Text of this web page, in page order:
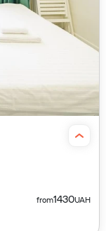
from1430UAH